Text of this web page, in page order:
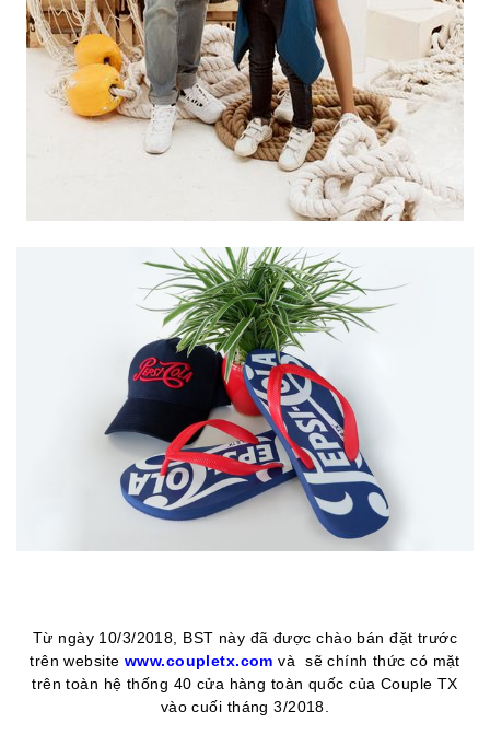
Từ ngày 10/3/2018, BST này đã được chào bán đặt trước
trên website www.coupletx.com và sẽ chính thức có mặt
trên toàn hệ thống 40 cửa hàng toàn quốc của Couple TX
vào cuối tháng 3/2018.